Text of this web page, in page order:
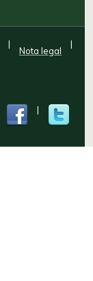
|
Nota legal
|
|